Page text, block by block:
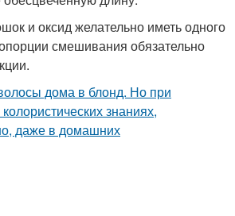
и оксид желательно иметь одного
смешивания обязательно